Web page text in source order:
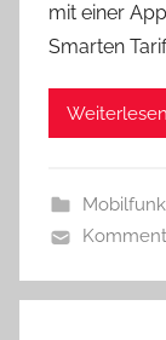
mit einer
Smarten
Weiterlesen